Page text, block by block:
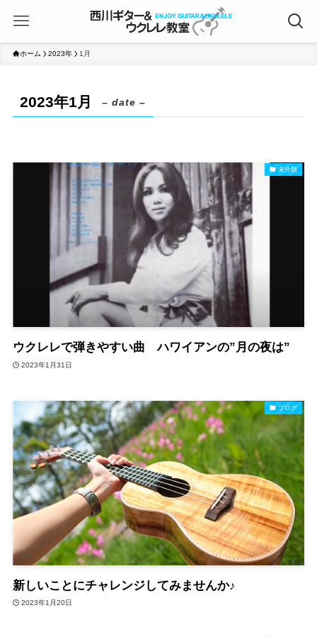
ホーム 2023年 1月
2023年1月 – date –
未分類
ウクレレで弾きやすい曲 ハワイアンの”月の夜は”
2023年1月31日
ブログ
新しいことにチャレンジしてみませんか♪
2023年1月20日